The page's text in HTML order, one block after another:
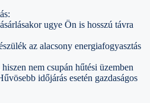
ugye Ön is hosszú távra
az alacsony energiafogyasztás
nem csupán hűtési üzemben
időjárás esetén gazdaságos